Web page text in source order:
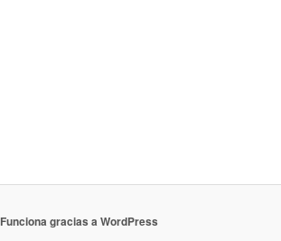
Funciona gracias a WordPress